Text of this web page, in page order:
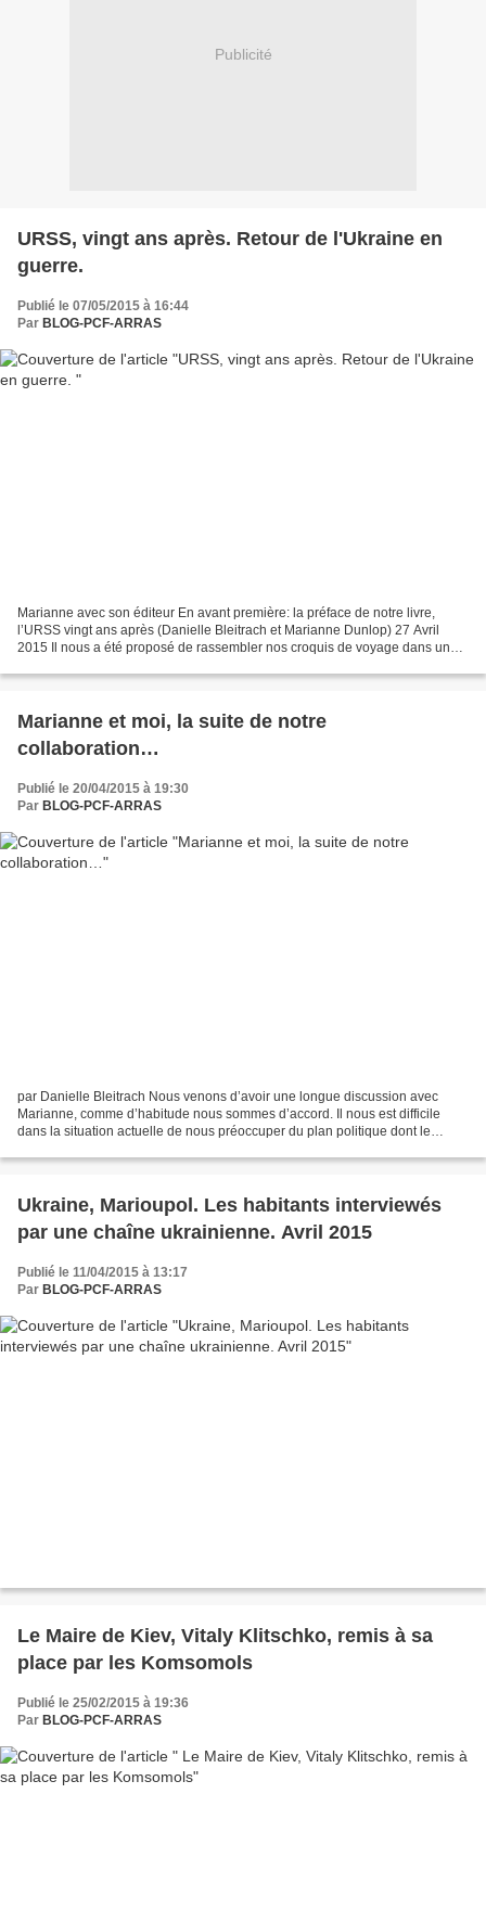
Publicité
URSS, vingt ans après. Retour de l'Ukraine en
guerre.
Publié le 07/05/2015 à 16:44
Par BLOG-PCF-ARRAS
Marianne avec son éditeur En avant première: la préface de notre livre,
l’URSS vingt ans après (Danielle Bleitrach et Marianne Dunlop) 27 Avril
2015 Il nous a été proposé de rassembler nos croquis de voyage dans un
Marianne et moi, la suite de notre
collaboration…
Publié le 20/04/2015 à 19:30
Par BLOG-PCF-ARRAS
par Danielle Bleitrach Nous venons d’avoir une longue discussion avec
Marianne, comme d’habitude nous sommes d’accord. Il nous est difficile
dans la situation actuelle de nous préoccuper du plan politique dont le
Ukraine, Marioupol. Les habitants interviewés
par une chaîne ukrainienne. Avril 2015
Publié le 11/04/2015 à 13:17
Par BLOG-PCF-ARRAS
Le Maire de Kiev, Vitaly Klitschko, remis à sa
place par les Komsomols
Publié le 25/02/2015 à 19:36
Par BLOG-PCF-ARRAS